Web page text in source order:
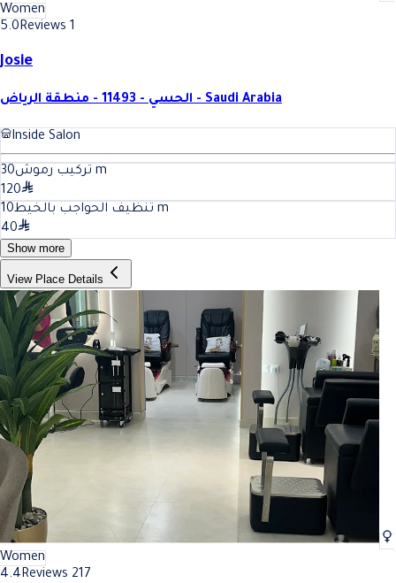
Women
5.0Reviews 1
Josie
الحسي - 11493 - منطقة الرياض - Saudi Arabia
Inside Salon
تركيب رموش30
m
120
تنظيف الحواجب بالخيط10
m
40
Show more
View Place Details
Women
4.4Reviews 217